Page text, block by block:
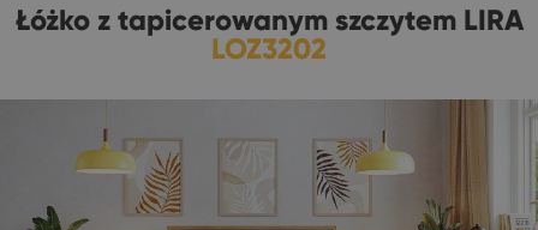
Łóżko z tapicerowanym szczytem LIRA
LOZ3202